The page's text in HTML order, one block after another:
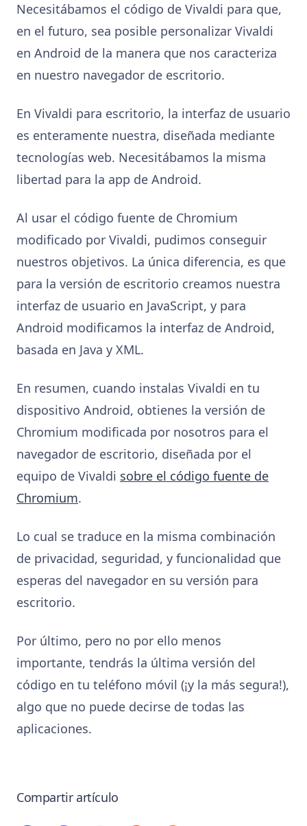
Necesitábamos el código de Vivaldi para que,
en el futuro, sea posible personalizar Vivaldi
en Android de la manera que nos caracteriza
en nuestro navegador de escritorio.
En Vivaldi para escritorio, la interfaz de usuario
es enteramente nuestra, diseñada mediante
tecnologías web. Necesitábamos la misma
libertad para la app de Android.
Al usar el código fuente de Chromium
modificado por Vivaldi, pudimos conseguir
nuestros objetivos. La única diferencia, es que
para la versión de escritorio creamos nuestra
interfaz de usuario en JavaScript, y para
Android modificamos la interfaz de Android,
basada en Java y XML.
En resumen, cuando instalas Vivaldi en tu
dispositivo Android, obtienes la versión de
Chromium modificada por nosotros para el
navegador de escritorio, diseñada por el
equipo de Vivaldi sobre el código fuente de
Chromium.
Lo cual se traduce en la misma combinación
de privacidad, seguridad, y funcionalidad que
esperas del navegador en su versión para
escritorio.
Por último, pero no por ello menos
importante, tendrás la última versión del
código en tu teléfono móvil (¡y la más segura!),
algo que no puede decirse de todas las
aplicaciones.
Compartir artículo